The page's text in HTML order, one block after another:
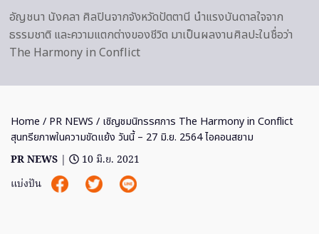
อัญชนา นังคลา ศิลปินจากจังหวัดปัตตานี นำแรงบันดาลใจจาก
ธรรมชาติ และความแตกต่างของชีวิต มาเป็นผลงานศิลปะในชื่อว่า
The Harmony in Conflict
Home / PR NEWS / เชิญชมนิทรรศการ The Harmony in Conflict
สุนทรียภาพในความขัดแย้ง วันนี้ – 27 มิ.ย. 2564 ไอคอนสยาม
PR NEWS |
10 มิ.ย. 2021
แบ่งปัน